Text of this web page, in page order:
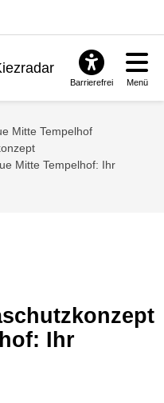
Barrierefrei Menü
Mitte Tempelhof
Mitte Tempelhof: Ihr
Ihr